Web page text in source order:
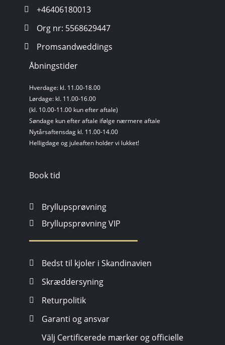
+46406180013
Org nr: 5568629447
Promsandweddings
Åbningstider
Hverdage: kl. 11.00-18.00
Lørdage: kl. 11.00-16.00
(kl. 10.00-11.00 kun efter aftale)
Søndage kun efter aftale ifølge nærmere aftale
Nytårsaftensdag kl. 11.00-14.00
Helligdage og juleaften holder vi lukket!
Book tid
Bryllupsprøvning
Bryllupsprøvning VIP
Bedst til kjoler i Skandinavien
Skræddersyning
Returpolitik
Garanti og ansvar
Välj Certificerede mærker og officielle